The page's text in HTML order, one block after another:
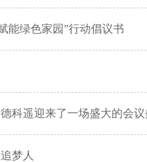
能绿色家园”行动倡议书
科遥迎来了一场盛大的会议
梦人